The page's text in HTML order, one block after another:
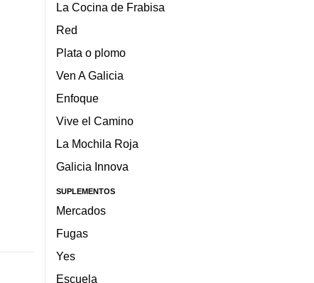
La Cocina de Frabisa
Red
Plata o plomo
Ven A Galicia
Enfoque
Vive el Camino
La Mochila Roja
Galicia Innova
SUPLEMENTOS
Mercados
Fugas
Yes
Escuela